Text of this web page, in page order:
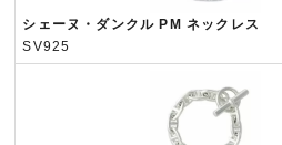
シェーヌ・ダンクル PM ネックレス
SV925